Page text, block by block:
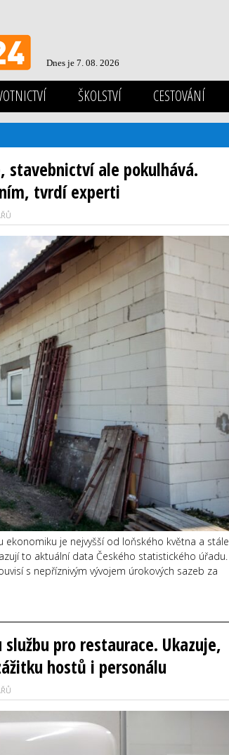
Dnes je 7. 08. 2026
ŠKOLSTVÍ CESTOVÁNÍ
stavebnictví ale pokulhává.
tvrdí experti
je nejvyšší od loňského května a stále
to aktuální data Českého statistického úřadu.
s nepříznivým vývojem úrokových sazeb za
pro restaurace. Ukazuje,
hostů i personálu